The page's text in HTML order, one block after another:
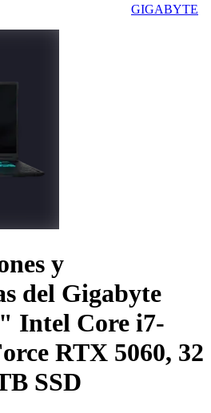
GIGABYTE
y
del Gigabyte
Intel Core i7-
RTX 5060, 32
SSD